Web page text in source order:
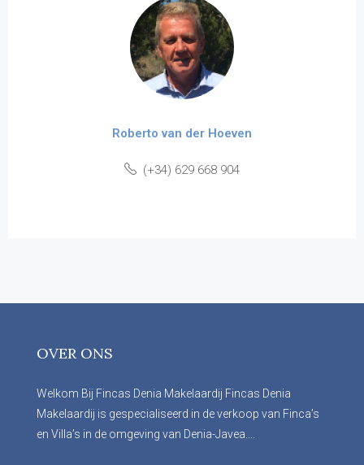
Roberto van der Hoeven
(+34) 629 668 904
OVER ONS
Welkom Bij Fincas Denia Makelaardij Fincas Denia
Makelaardij is gespecialiseerd in de verkoop van Finca’s
en Villa’s in de omgeving van Denia-Javea....